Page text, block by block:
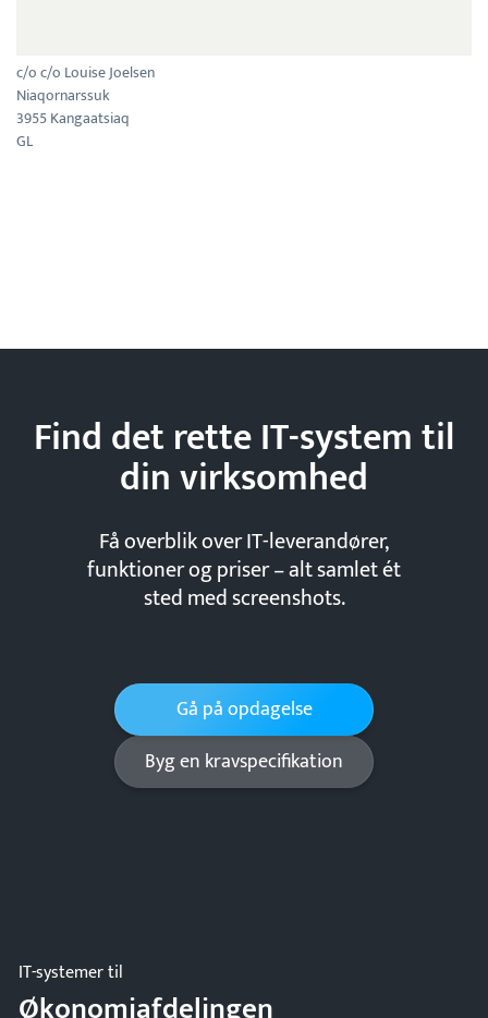
c/o c/o Louise Joelsen
Niaqornarssuk
3955 Kangaatsiaq
GL
Find det rette IT-system til
dinvirksomhed
Få overblik over IT-leverandører,
funktioner og priser – alt samlet ét
sted med screenshots.
Gå på opdagelse
Byg en kravspecifikation
IT-systemer til